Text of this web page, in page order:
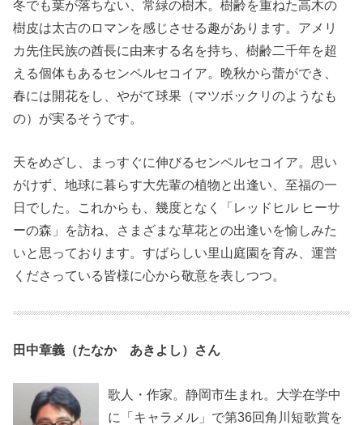
冬でも葉が落ちない、常緑の樹木。樹齢を重ねた高木の
樹皮は太古のロマンを感じさせる趣があります。アメリ
カ先住民族の酋長に由来する名を持ち、樹齢二千年を超
える個体もあるセンペルセコイア。晩秋から蕾ができ、
春には開花をし、やがて球果（マツボックリのようなも
の）が実るそうです。
天をめざし、まっすぐに伸びるセンペルセコイア。思い
がけず、地球に暮らす大先輩の植物と出逢い、至福の一
日でした。これからも、幾度となく「レッドヒル ヒーサ
ーの森」を訪ね、さまざまな草花との出逢いを愉しみた
いと思っております。すばらしい里山庭園を育み、運営
くださっている皆様に心から敬意を表しつつ。
田中章義（たなか あきよし）さん
歌人・作家。静岡市生まれ。大学在学中
に「キャラメル」で第36回角川短歌賞を